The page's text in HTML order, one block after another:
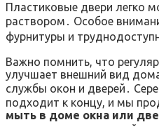
Пластиковые двери
раствором․ Особое
фурнитуры и
Важно помнить, что
улучшает внешний вид
службы окон и дверей․
подходит к концу, и мы
мыть в доме окна или